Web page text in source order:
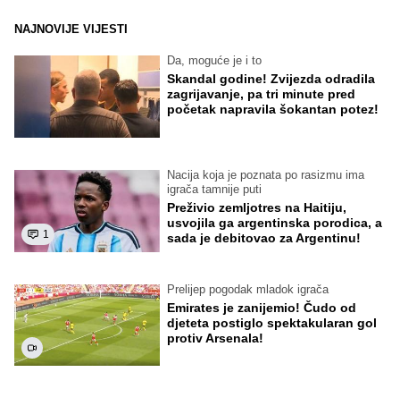
NAJNOVIJE VIJESTI
Da, moguće je i to
Skandal godine! Zvijezda odradila
zagrijavanje, pa tri minute pred
početak napravila šokantan potez!
1
Nacija koja je poznata po rasizmu ima
igrača tamnije puti
Preživio zemljotres na Haitiju,
usvojila ga argentinska porodica, a
sada je debitovao za Argentinu!
Prelijep pogodak mladok igrača
Emirates je zanijemio! Čudo od
djeteta postiglo spektakularan gol
protiv Arsenala!